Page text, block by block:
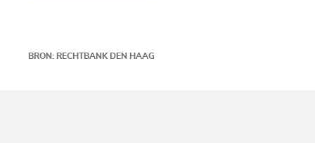
BRON: RECHTBANK DEN HAAG